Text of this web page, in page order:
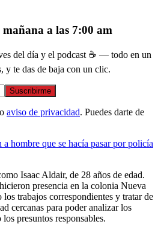
a las 7:00 am
del día y el podcast ☕ — todo en un
y te das de baja con un clic.
Suscribirme
aviso de privacidad. Puedes darte de
a hombre que se hacía pasar por policía
Isaac Aldair, de 28 años de edad.
presencia en la colonia Nueva
los trabajos correspondientes y tratar de
cercanas para poder analizar los
presuntos responsables.